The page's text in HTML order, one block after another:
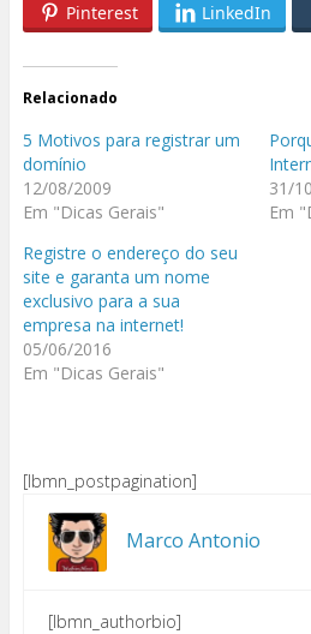
Pinterest
LinkedIn
Relacionado
5 Motivos para registrar um
domínio
12/08/2009
Em "Dicas Gerais"
31/
Em
Registre o endereço do seu
site e garanta um nome
exclusivo para a sua
empresa na internet!
05/06/2016
Em "Dicas Gerais"
[lbmn_postpagination]
Marco Antonio
[lbmn_authorbio]